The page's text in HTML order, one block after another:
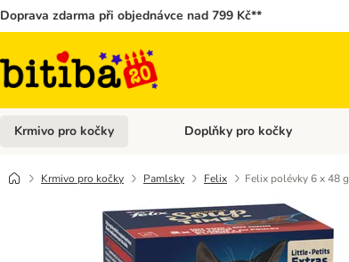
Doprava zdarma při objednávce nad 799 Kč**
Krmivo pro kočky Otevřít menu: Krmivo pro kočky
Doplňky pro kočky
Krmivo pro kočky Pamlsky Felix Felix polévky 6 x 48 g